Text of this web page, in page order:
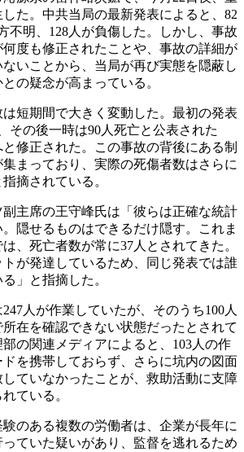
た。中共当局の最新発表によると、82
不明、128人が負傷した。しかし、事故
度も修正されたことや、事故の詳細が
いことから、当局が再び実態を隠蔽し
の疑念が高まっている。
短期間で大きく変動した。最初の発表
その後一時は90人死亡と公表された
修正された。この事故の背後にある制
まっており、実際の死傷者数はさらに
摘されている。
主席の王守峰氏は「彼らは正確な統計
隠せるものはできるだけ隠す。これま
、死亡者数が常に37人とされてきた。
が発達しているため、同じ発表では誰
」と指摘した。
人が作業していたが、そのうち100人
在を確認できない状態だったとされて
の関連メディアによると、103人の作
を携帯しておらず、さらに坑内の図面
ていなかったことが、救助活動に支障
ている。
のある複数の労働者は、企業が長年に
ていた疑いがあり、監督を逃れるため